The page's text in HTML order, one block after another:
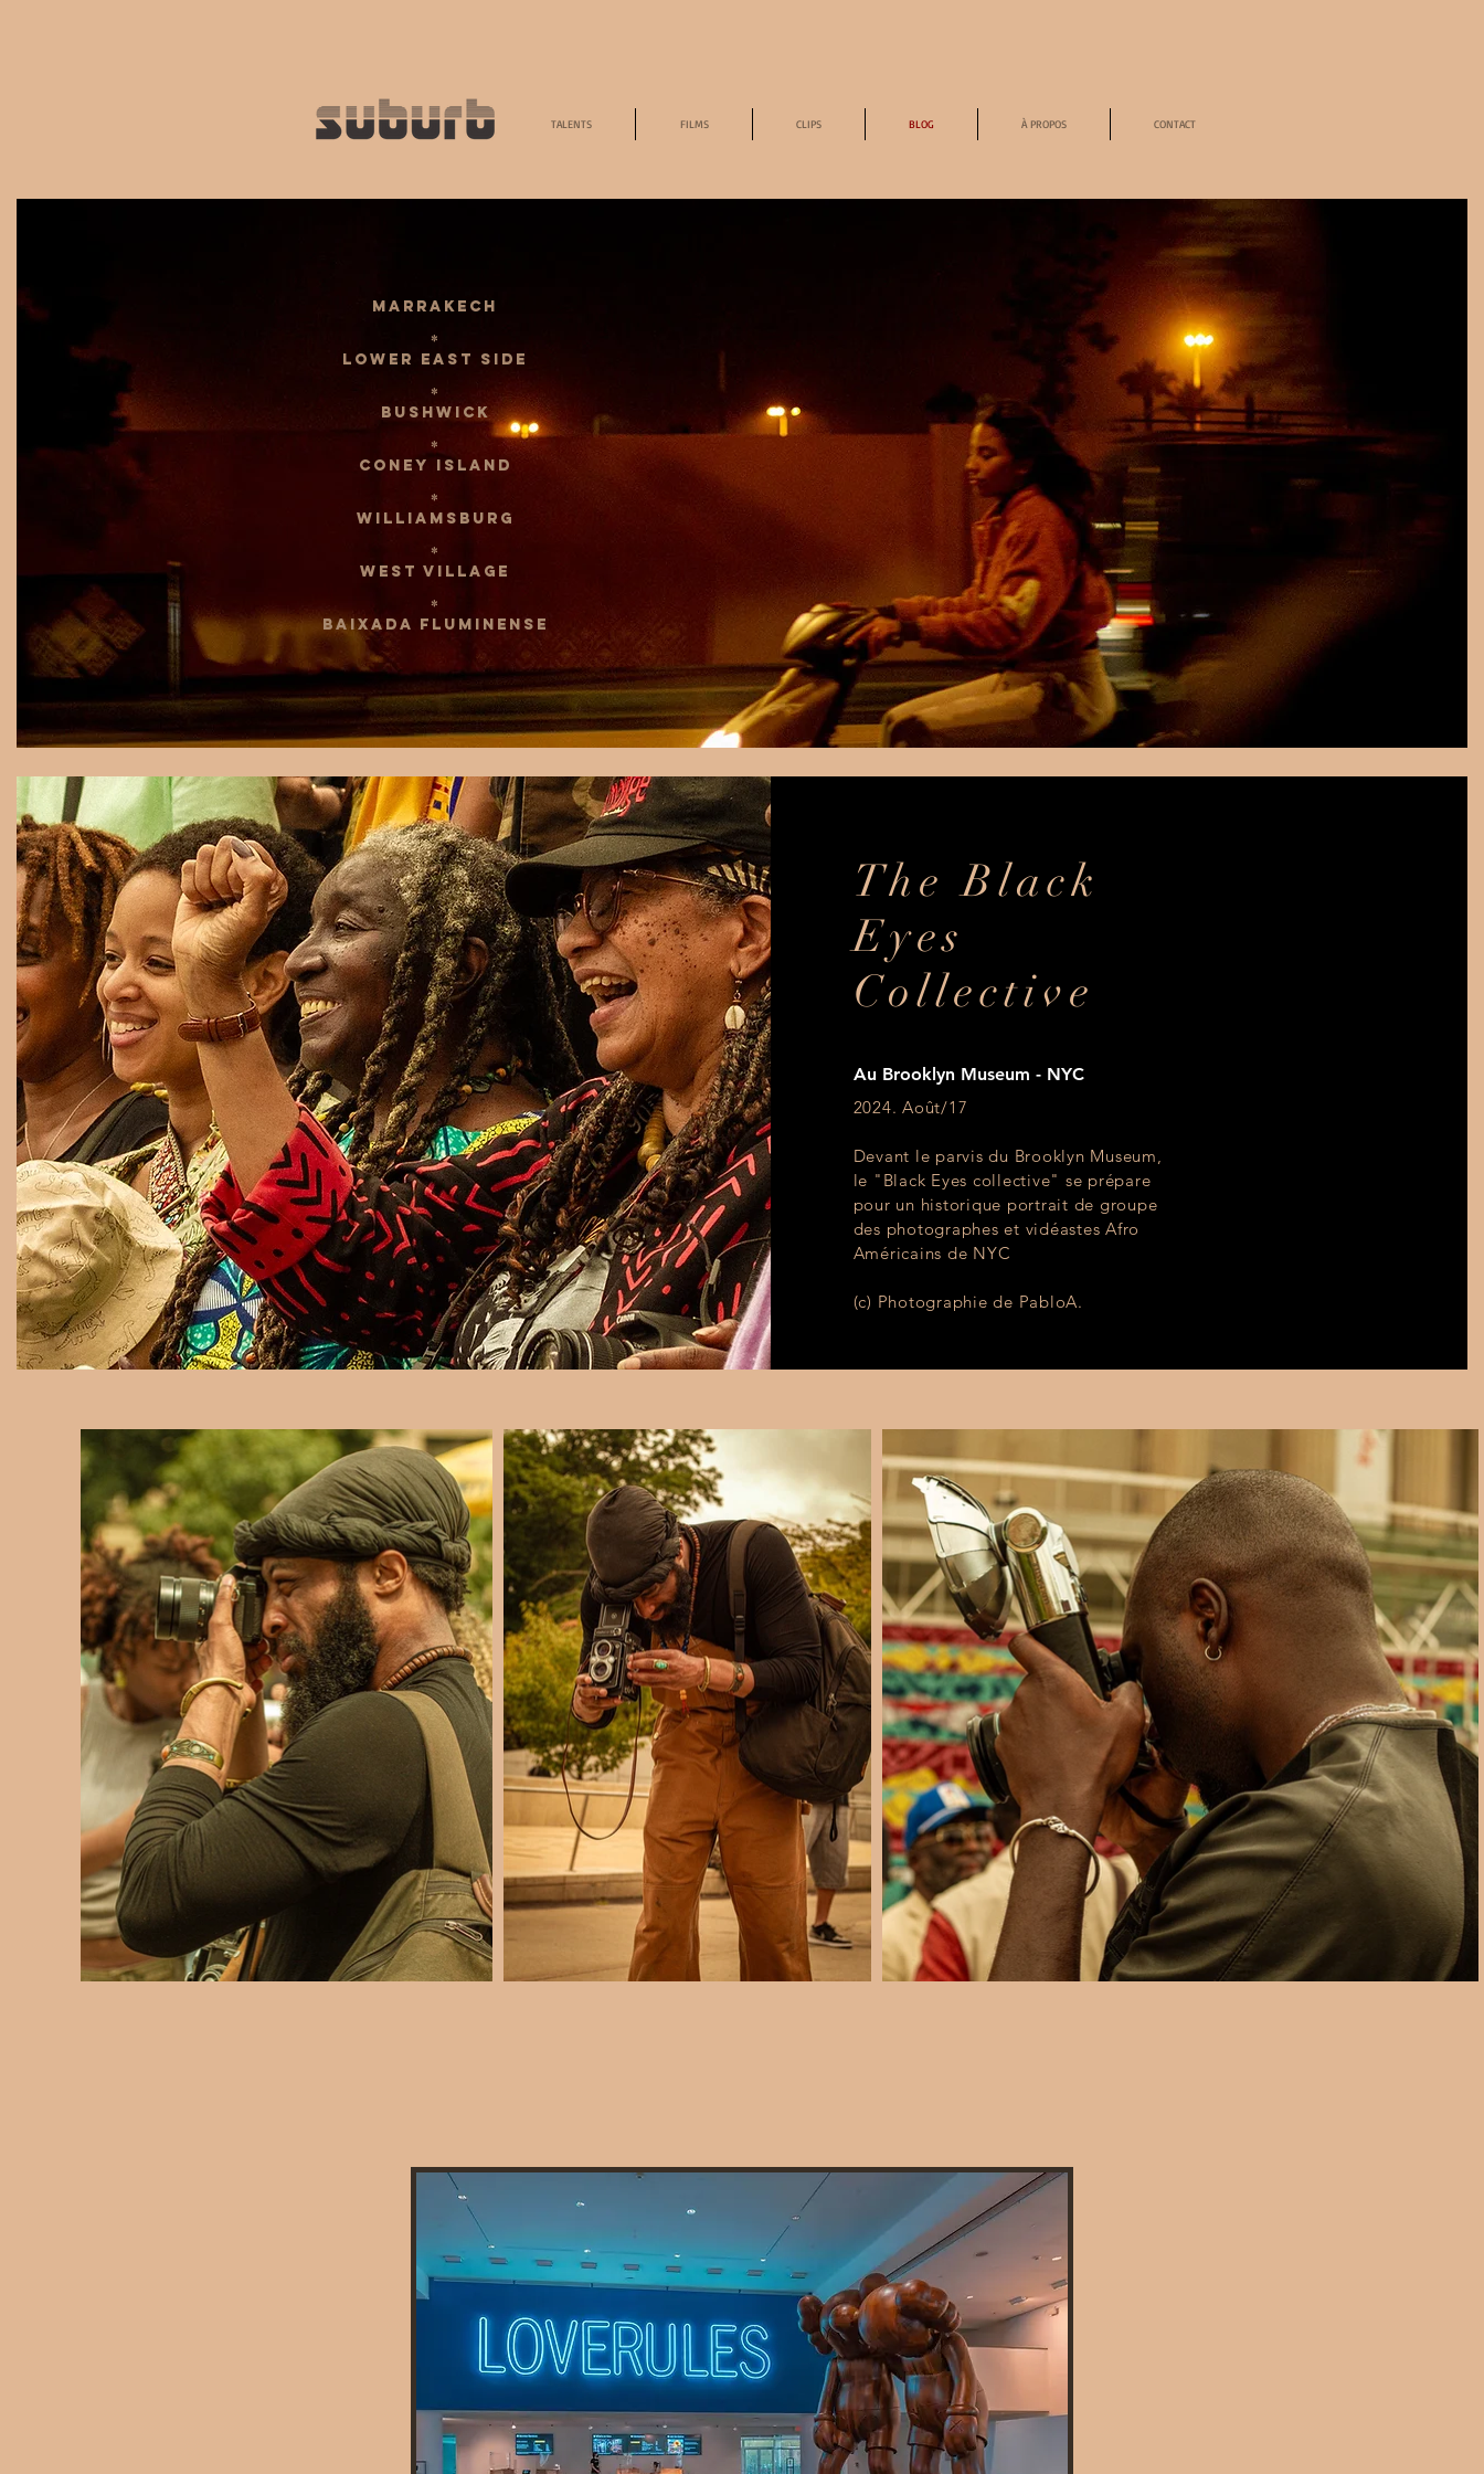
TALENTS FILMS CLIPS BLOG À PROPOS CONTACT
MARRAKECH
*
Lower East side
*
BUSHWICK
*
CONEY ISLAND
*
WILLIAMSBURG
*
WEST VILLAGE
*
BAIXADA FLUMINENSE
The Black
Eyes
Collective
Au Brooklyn Museum - NYC
2024. Août/17
Devant le parvis du Brooklyn Museum,
le "Black Eyes collective" se prépare
pour un historique portrait de groupe
des photographes et vidéastes Afro
Américains de NYC
(c) Photographie de PabloA.